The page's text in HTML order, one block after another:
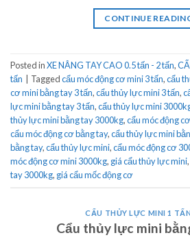
CONTINUE
Posted inXE NÂNG TAY CAO 0.5 tấn - 2 tấn,
tấn
Taggedcẩu móc động cơ mini 3 tấn,cẩu
cơ mini bằng tay 3 tấn,cẩu thủy lực mini 3 tấn,
lực mini bằng tay 3 tấn,cẩu thủy lực mini
thủy lực mini bằng tay 3000kg,cẩu móc động
cẩu móc động cơ bằng tay,cẩu thủy lực mini
bằng tay,cẩu thủy lực mini,cẩu móc động cơ
móc động cơ mini 3000kg, giá cẩu thủy lực mini,
tay 3000kg, giá cẩu mốc động cơ
CẨU THỦY LỰC MINI 1
Cẩu thủy lực mini